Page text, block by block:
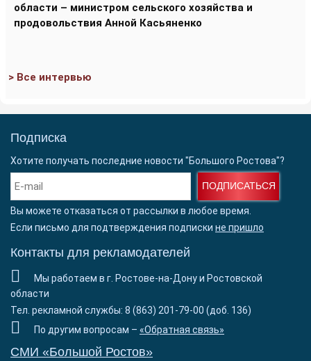
области – министром сельского хозяйства и
продовольствия Анной Касьяненко
> Все интервью
Подписка
Хотите получать последние новости "Большого Ростова"?
ПОДПИСАТЬСЯ
Вы можете отказаться от рассылки в любое время.
Если письмо для подтверждения подписки не пришло
Контакты для рекламодателей
Мы работаем в г. Ростове-на-Дону и Ростовской
области
Тел. рекламной службы: 8 (863) 201-79-00 (доб. 136)
По другим вопросам – «Обратная связь»
СМИ «Большой Ростов»